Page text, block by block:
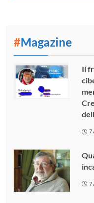
#Magazine
Il
7
7